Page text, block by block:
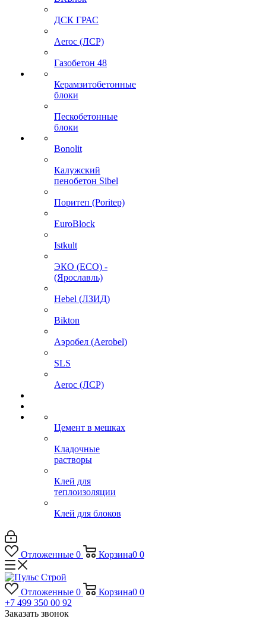
ДСК ГРАС
Aeroc (ЛСР)
Газобетон 48
Керамзитобетонные
блоки
Пескобетонные
блоки
Bonolit
Калужский
пенобетон Sibel
Поритеп (Poritep)
EuroBlock
Istkult
ЭКО (ECO) -
(Ярославль)
Hebel (ЛЗИД)
Bikton
Аэробел (Aerobel)
SLS
Aeroc (ЛСР)
Цемент в мешках
Кладочные
растворы
Клей для
теплоизоляции
Клей для блоков
Отложенные 0 Корзина0 0
Отложенные 0 Корзина0 0
+7 499 350 00 92
Заказать звонок